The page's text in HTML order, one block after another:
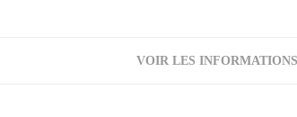
VOIR LES